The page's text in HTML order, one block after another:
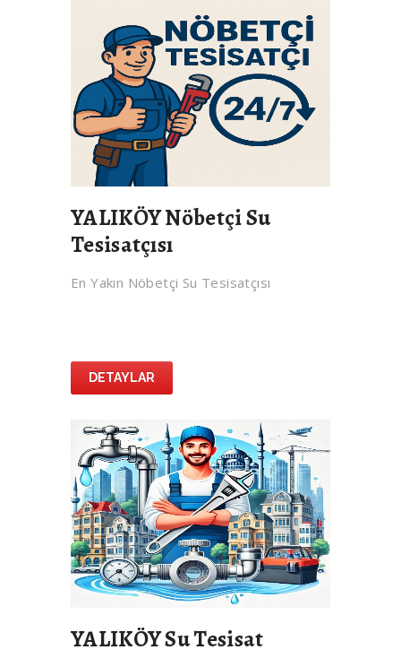
YALIKÖY Nöbetçi Su
Tesisatçısı
En Yakın Nöbetçi Su Tesisatçısı
DETAYLAR
YALIKÖY Su Tesisat